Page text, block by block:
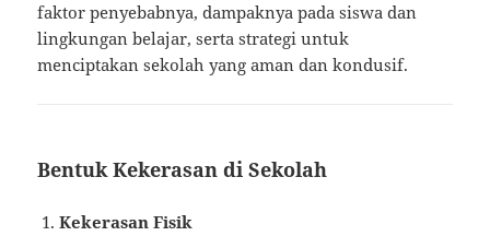
faktor penyebabnya, dampaknya pada siswa dan
lingkungan belajar, serta strategi untuk
menciptakan sekolah yang aman dan kondusif.
Bentuk Kekerasan di Sekolah
Kekerasan Fisik